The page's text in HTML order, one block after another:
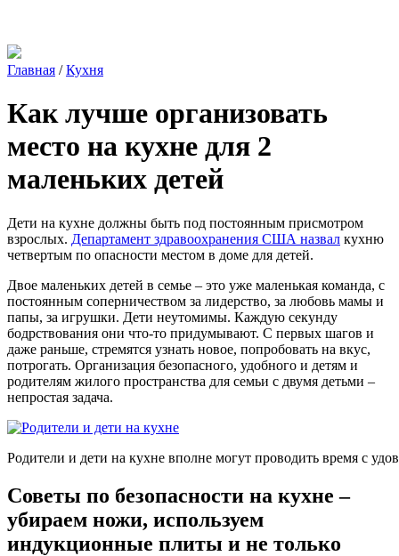
Главная /Кухня
Как лучше организовать
место на кухне для 2
маленьких детей
Дети на кухне должны быть под постоянным присмотром
взрослых. Департамент здравоохранения США назвал кухню
четвертым по опасности местом в доме для детей.
Двое маленьких детей в семье – это уже маленькая команда, с
постоянным соперничеством за лидерство, за любовь мамы и
папы, за игрушки. Дети неутомимы. Каждую секунду
бодрствования они что-то придумывают. С первых шагов и
даже раньше, стремятся узнать новое, попробовать на вкус,
потрогать. Организация безопасного, удобного и детям и
родителям жилого пространства для семьи с двумя детьми –
непростая задача.
Родители и дети на кухне вполне могут проводить время с
Советы по безопасности на кухне –
убираем ножи, используем
индукционные плиты и не только